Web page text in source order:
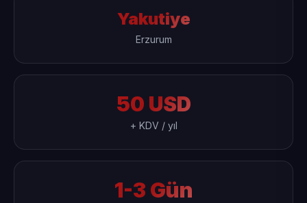
Yakutiye
Erzurum
50 USD
+ KDV / yıl
1-3 Gün